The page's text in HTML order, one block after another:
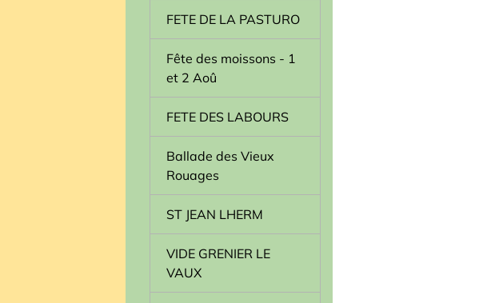
FETE DE LA PASTURO
Fête des moissons - 1
et 2 Aoû
FETE DES LABOURS
Ballade des Vieux
Rouages
ST JEAN LHERM
VIDE GRENIER LE
VAUX